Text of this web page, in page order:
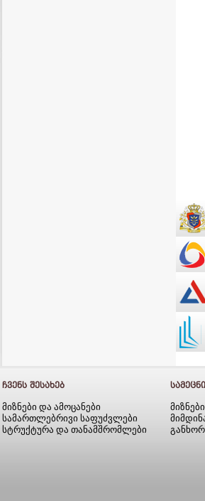
ᲩᲕᲔᲜᲡ ᲨᲔᲡᲐᲮᲔᲑ
მიზნები და ამოცანები
სამართლებრივი საფუძვლები
სტრუქტურა და თანამშრომლები
მიზნები